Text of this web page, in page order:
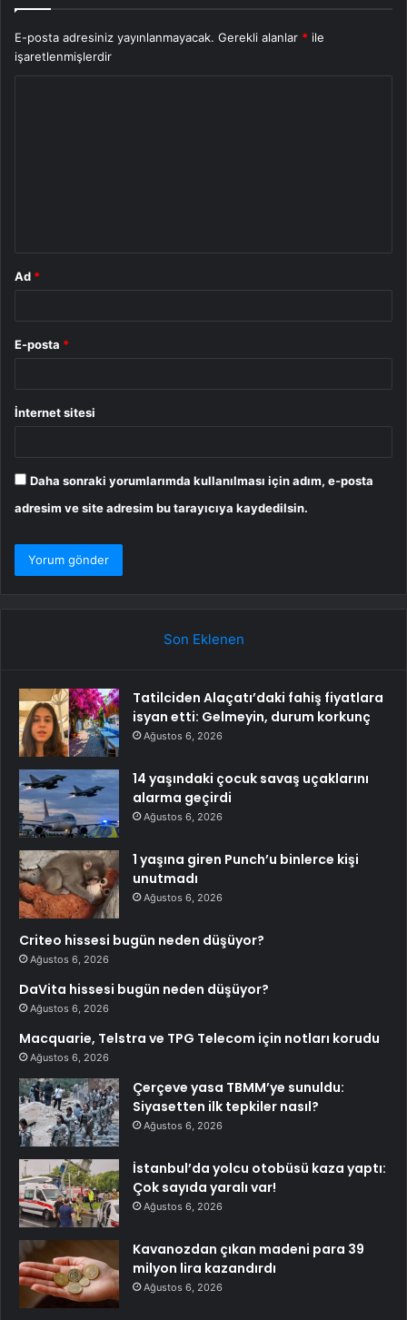
E-posta adresiniz yayınlanmayacak. Gerekli alanlar * ile
işaretlenmişlerdir
Ad *
E-posta *
İnternet sitesi
Daha sonraki yorumlarımda kullanılması için adım, e-posta
adresim ve site adresim bu tarayıcıya kaydedilsin.
Son Eklenen
Tatilciden Alaçatı’daki fahiş fiyatlara
isyan etti: Gelmeyin, durum korkunç
Ağustos 6, 2026
14 yaşındaki çocuk savaş uçaklarını
alarma geçirdi
Ağustos 6, 2026
1 yaşına giren Punch’u binlerce kişi
unutmadı
Ağustos 6, 2026
Criteo hissesi bugün neden düşüyor?
Ağustos 6, 2026
DaVita hissesi bugün neden düşüyor?
Ağustos 6, 2026
Macquarie, Telstra ve TPG Telecom için notları korudu
Ağustos 6, 2026
Çerçeve yasa TBMM’ye sunuldu:
Siyasetten ilk tepkiler nasıl?
Ağustos 6, 2026
İstanbul’da yolcu otobüsü kaza yaptı:
Çok sayıda yaralı var!
Ağustos 6, 2026
Kavanozdan çıkan madeni para 39
milyon lira kazandırdı
Ağustos 6, 2026